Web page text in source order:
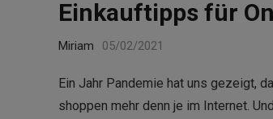
Einkauftipps für
Miriam 05/02/2021
Ein Jahr Pandemie hat uns gezeigt,
shoppen mehr denn je im Internet.